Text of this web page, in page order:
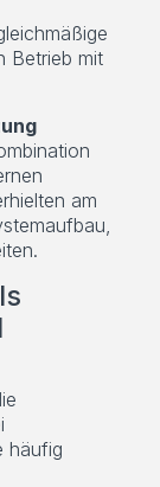
Betrieb mit
am
häufig